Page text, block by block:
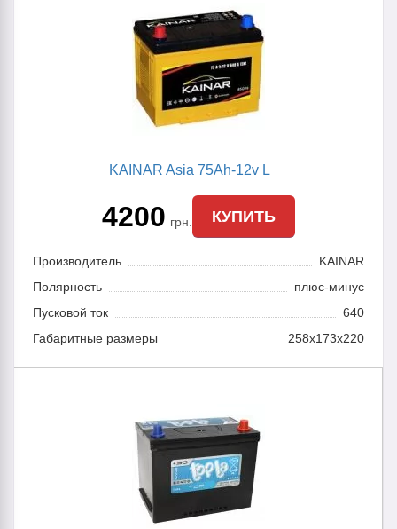
KAINAR Asia 75Ah-12v L
4200 грн. КУПИТЬ
Производитель
KAINAR
Полярность
плюс-минус
Пусковой ток
640
Габаритные размеры
258x173x220